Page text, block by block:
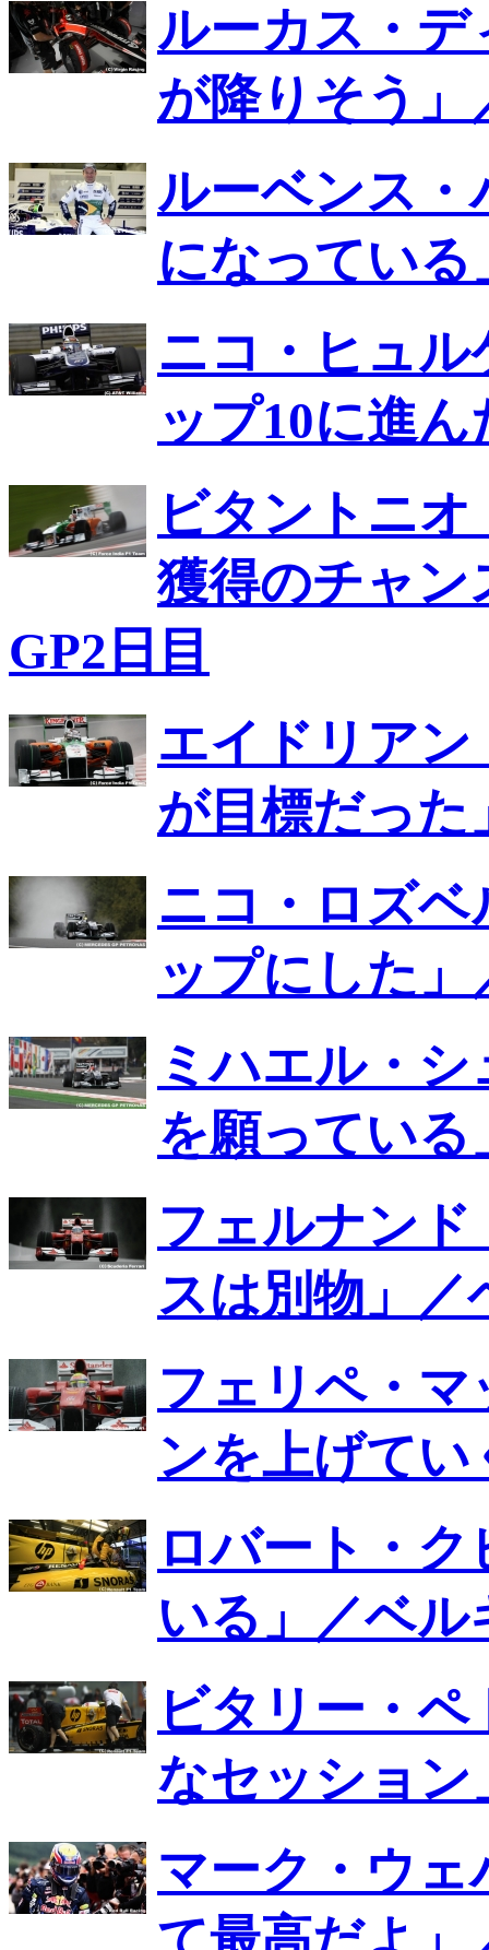
ルーカス・デ
が降りそう」
ルーベンス・
になっている
ニコ・ヒュ
ップ10に進
ビタントニ
獲得のチャン
GP2日目
エイドリアン
が目標だった
ニコ・ロズ
ップにした
ミハエル・
を願っている
フェルナン
スは別物」／
フェリペ・
ンを上げてい
ロバート・
いる」／ベル
ビタリー・
なセッション
マーク・ウ